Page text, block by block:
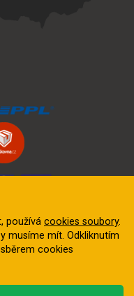
používá cookies soubory.
musíme mít. Odkliknutím
cookies